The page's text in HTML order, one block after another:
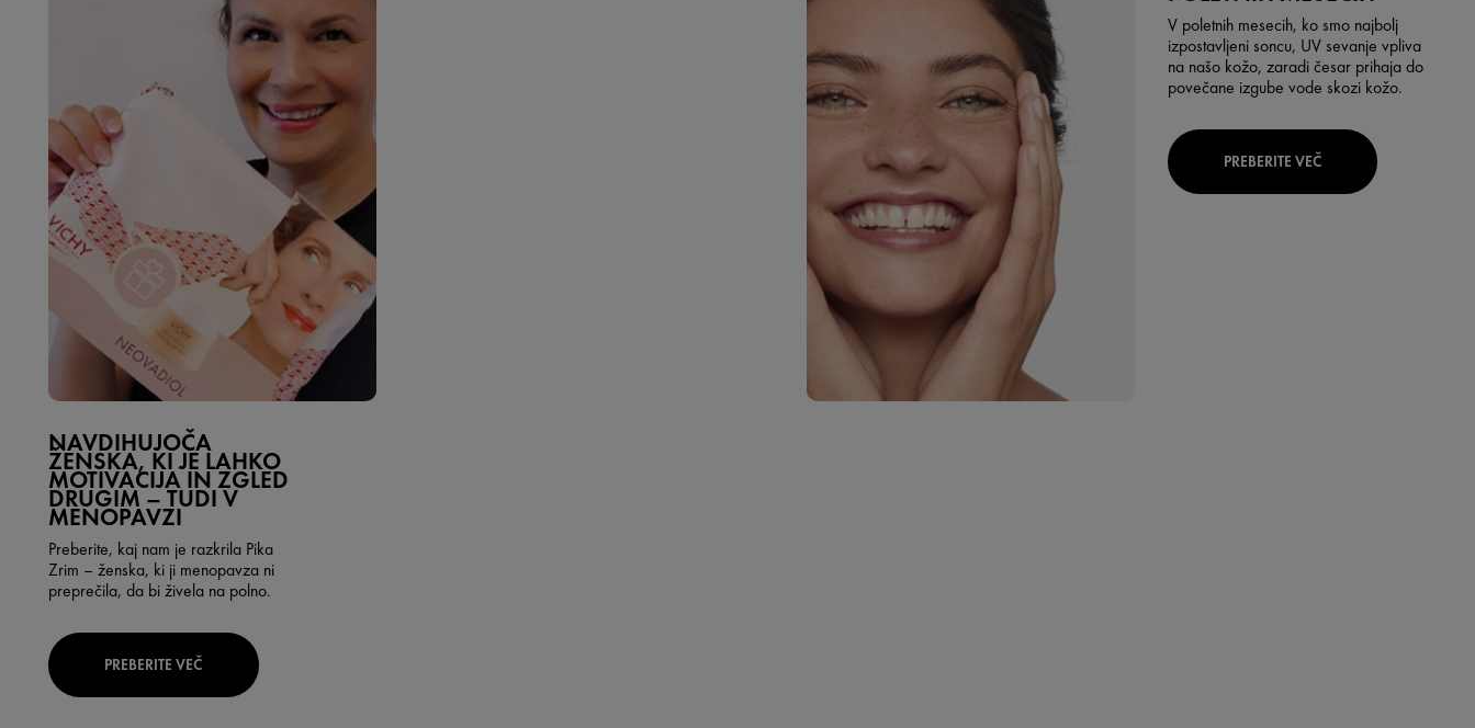
NAVDIHUJOČA
ŽENSKA, KI JE LAHKO
MOTIVACIJA IN ZGLED
DRUGIM – TUDI V
MENOPAVZI
Preberite, kaj nam je razkrila Pika
Zrim – ženska, ki ji menopavza ni
preprečila, da bi živela na polno.
PREBERITE VEČ
V poletnih mesecih, ko smo najbolj
izpostavljeni soncu, UV sevanje vpliva
na našo kožo, zaradi česar prihaja do
povečane izgube vode skozi kožo.
PREBERITE VEČ